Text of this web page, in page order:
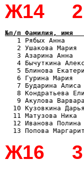
Ж14
№п/п Фамилия,
1 Рябых Анна
2 Ушакова
3 Азарина
4 Бычуткина
5 Блинова
6 Гурина
7 Бударина
8 Кондратьева
9 Акулова
10 Кузовкина
11 Матузова
12 Иванова
Ж16